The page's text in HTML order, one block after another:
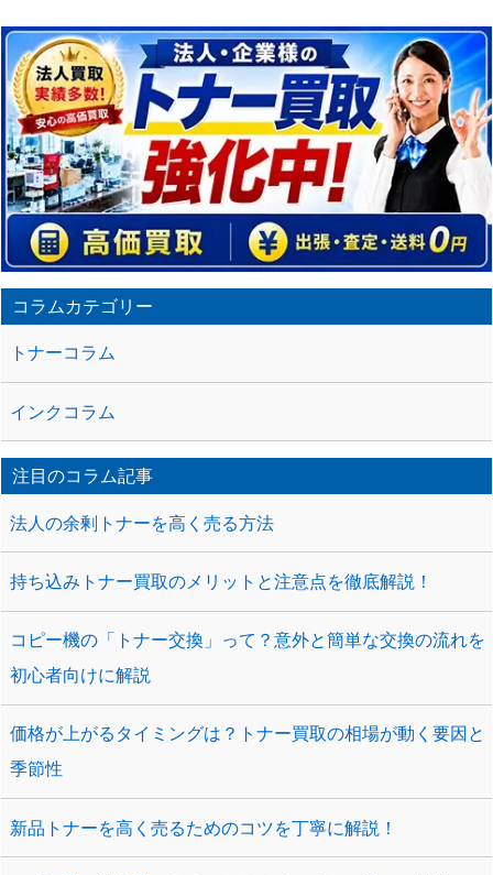
コラムカテゴリー
トナーコラム
インクコラム
注目のコラム記事
法人の余剰トナーを高く売る方法
持ち込みトナー買取のメリットと注意点を徹底解説！
コピー機の「トナー交換」って？意外と簡単な交換の流れを
初心者向けに解説
価格が上がるタイミングは？トナー買取の相場が動く要因と
季節性
新品トナーを高く売るためのコツを丁寧に解説！